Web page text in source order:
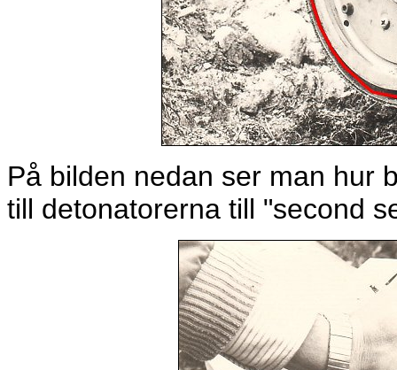
På bilden nedan ser man hur
till detonatorerna till "second